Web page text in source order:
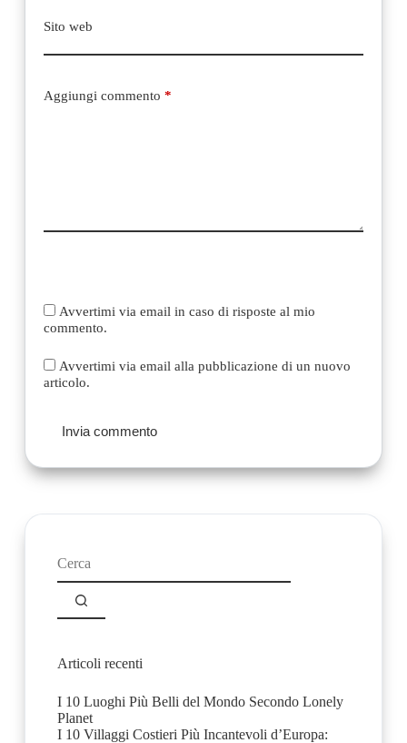
Sito web
Aggiungi commento *
Avvertimi via email in caso di risposte al mio
commento.
Avvertimi via email alla pubblicazione di un nuovo
articolo.
Invia commento
risultato
Articoli recenti
I 10 Luoghi Più Belli del Mondo Secondo Lonely
Planet
I 10 Villaggi Costieri Più Incantevoli d’Europa: